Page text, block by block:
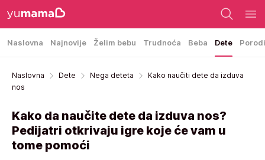
Naslovna Najnovije Želim bebu Trudnoća Beba Dete
Naslovna Dete Nega deteta
Kako naučiti dete da izduva
nos
Kako da naučite dete da izduva nos?
Pedijatri otkrivaju igre koje će vam u
tome pomoći